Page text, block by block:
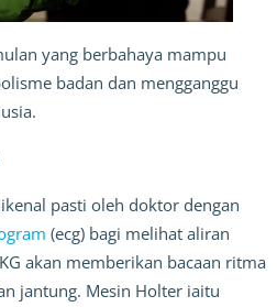
yang berbahaya mampu
badan dan mengganggu
pasti oleh doktor dengan
(ecg) bagi melihat aliran
akan memberikan bacaan ritma
jantung. Mesin Holter iaitu